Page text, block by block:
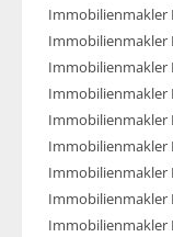
Immobilienmakler
Immobilienmakler
Immobilienmakler
Immobilienmakler
Immobilienmakler
Immobilienmakler
Immobilienmakler
Immobilienmakler
Immobilienmakler